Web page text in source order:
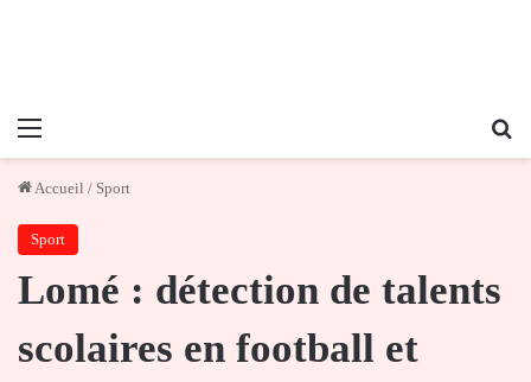
Menu
Accueil / Sport
Sport
Lomé : détection de talents
scolaires en football et